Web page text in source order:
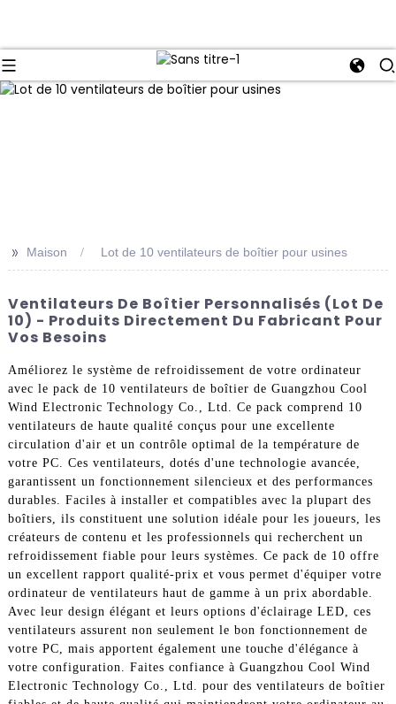
>> Maison Lot de 10 ventilateurs de boîtier pour usines
Ventilateurs De Boîtier Personnalisés (lot De
10) - Produits Directement Du Fabricant Pour
Vos Besoins
Améliorez le système de refroidissement de votre ordinateur
avec le pack de 10 ventilateurs de boîtier de Guangzhou Cool
Wind Electronic Technology Co., Ltd. Ce pack comprend 10
ventilateurs de haute qualité conçus pour une excellente
circulation d'air et un contrôle optimal de la température de
votre PC. Ces ventilateurs, dotés d'une technologie avancée,
garantissent un fonctionnement silencieux et des performances
durables. Faciles à installer et compatibles avec la plupart des
boîtiers, ils constituent une solution idéale pour les joueurs, les
créateurs de contenu et les professionnels qui recherchent un
refroidissement fiable pour leurs systèmes. Ce pack de 10 offre
un excellent rapport qualité-prix et vous permet d'équiper votre
ordinateur de ventilateurs haut de gamme à un prix abordable.
Avec leur design élégant et leurs options d'éclairage LED, ces
ventilateurs assurent non seulement le bon fonctionnement de
votre PC, mais apportent également une touche d'élégance à
votre configuration. Faites confiance à Guangzhou Cool Wind
Electronic Technology Co., Ltd. pour des ventilateurs de boîtier